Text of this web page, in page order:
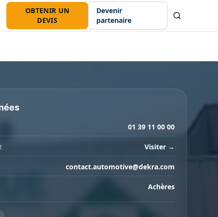
OBTENIR UN
DEVIS
Devenir
partenaire
01 39 11 00 00
Visiter →
contact.automotive@dekra.com
Achères